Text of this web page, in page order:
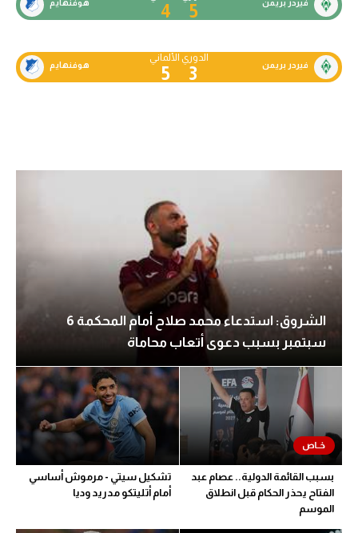
كرة سلة
آسيا
أمريكا
ركن الألعاب
أقسام خاصة
Gamers
ميركاتو
تحقيق في الجول
تقرير في الجول
فيردر بريمن 5
4 هوفنهايم
فيردر بريمن 3
الدوري الألماني
5 هوفنهايم
الشروق: استدعاء محمد صلاح أمام المحكمة 6
سبتمبر بسبب دعوى أتعاب محاماة
بسبب القائمة الدولية.. عصام عبد
الفتاح يحذر الحكام قبل انطلاق
الموسم
تشكيل سيتي - مرموش أساسي
أمام أتليتكو مدريد وديا